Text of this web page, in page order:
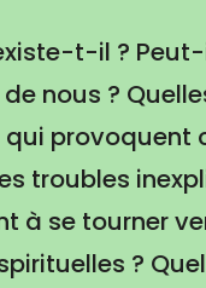
t-il ?
de nous ?
provoquent
troubles
à se tourner
?